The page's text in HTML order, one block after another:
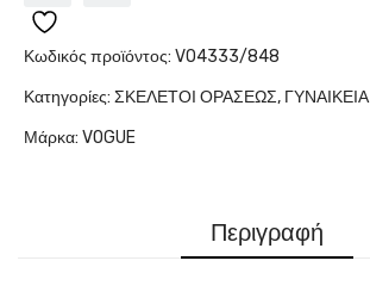
Κωδικός προϊόντος: VO4333/848
Κατηγορίες: ΣΚΕΛΕΤΟΙ ΟΡΑΣΕΩΣ, ΓΥΝΑΙΚΕΙΑ
Μάρκα: VOGUE
Περιγραφή